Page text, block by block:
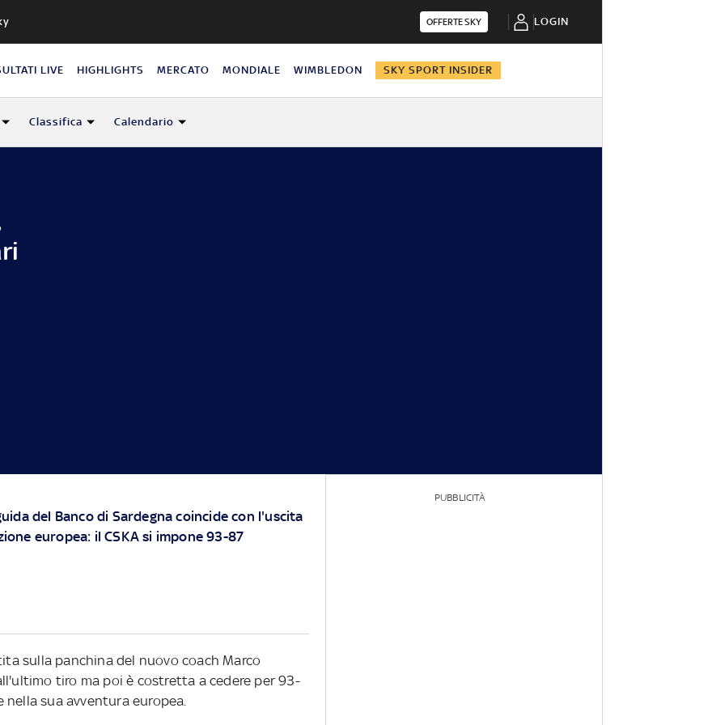
OFFERTE SKY LOGIN
LIVE HIGHLIGHTS MERCATO MONDIALE WIMBLEDON SKY SPORT INSIDER
Classifica Calendario
del Banco di Sardegna coincide con l'uscita
europea: il CSKA si impone 93-87
sulla panchina del nuovo coach Marco
tiro ma poi è costretta a cedere per 93-
sua avventura europea.
PUBBLICITÀ